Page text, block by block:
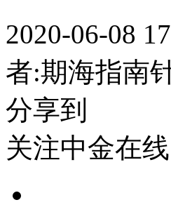
2020-06-08
者:期海指南
分享到
关注中金在线